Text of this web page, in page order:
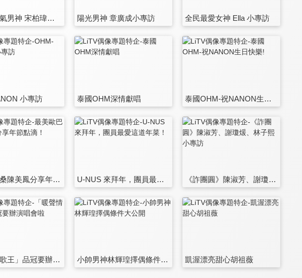
新生代帥氣男神 宋柏瑋小專訪 陽光男神 章廣成小專訪 全民最愛女神 Ella 小專訪
小專訪 泰國OHM深情獻唱 泰國OHM-祝NANON生日快樂!
最美歐巴桑陳美鳳分享年節點滴！ U-NUS 來拜年，團員最愛這道年菜！ 《詐團圓》陳淑芳、謝瓊煖、林子熙小專訪
「暖聲情歌王」品冠要辦演唱會啦 小帥男神林輝瑝擇偶條件大公開 凱渥漂亮甜心胡祖薇